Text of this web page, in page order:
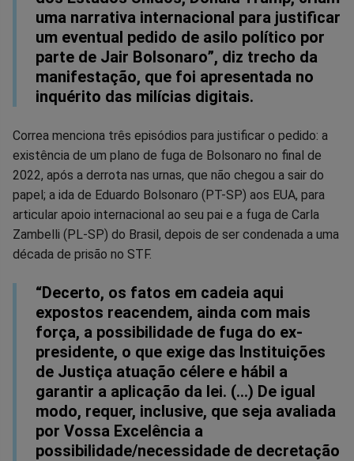
uma narrativa internacional para justificar
um eventual pedido de asilo político por
parte de Jair Bolsonaro”, diz trecho da
manifestação, que foi apresentada no
inquérito das milícias digitais.
Correa menciona três episódios para justificar o pedido: a
existência de um plano de fuga de Bolsonaro no final de
2022, após a derrota nas urnas, que não chegou a sair do
papel; a ida de Eduardo Bolsonaro (PT-SP) aos EUA, para
articular apoio internacional ao seu pai e a fuga de Carla
Zambelli (PL-SP) do Brasil, depois de ser condenada a uma
década de prisão no STF.
“Decerto, os fatos em cadeia aqui
expostos reacendem, ainda com mais
força, a possibilidade de fuga do ex-
presidente, o que exige das Instituições
de Justiça atuação célere e hábil a
garantir a aplicação da lei. (…) De igual
modo, requer, inclusive, que seja avaliada
por Vossa Excelência a
possibilidade/necessidade de decretação